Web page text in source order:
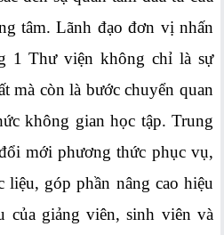
tâm. Lãnh đạo đơn vị nhấn
1 Thư viện không chỉ là sự
mà còn là bước chuyển quan
không gian học tập. Trung
mới phương thức phục vụ,
liệu, góp phần nâng cao hiệu
của giảng viên, sinh viên và